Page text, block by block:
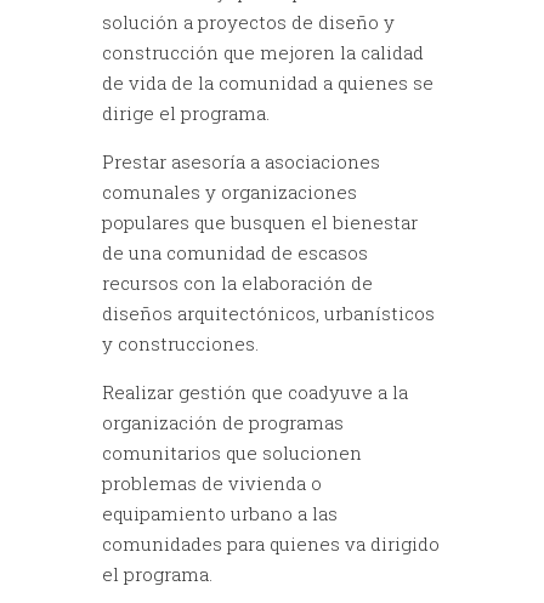
solución a proyectos de diseño y
construcción que mejoren la calidad
de vida de la comunidad a quienes se
dirige el programa.
Prestar asesoría a asociaciones
comunales y organizaciones
populares que busquen el bienestar
de una comunidad de escasos
recursos con la elaboración de
diseños arquitectónicos, urbanísticos
y construcciones.
Realizar gestión que coadyuve a la
organización de programas
comunitarios que solucionen
problemas de vivienda o
equipamiento urbano a las
comunidades para quienes va dirigido
el programa.